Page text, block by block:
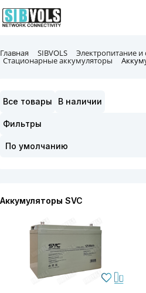
Главная SIBVOLS Электропитание и
Стационарные аккумуляторы
Все товары В наличии
Фильтры
Аккумуляторы SVC